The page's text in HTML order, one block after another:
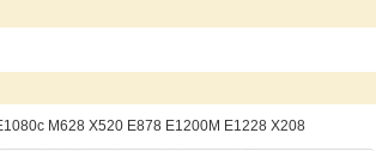
M628 X520 E878 E1200M E1228 X208